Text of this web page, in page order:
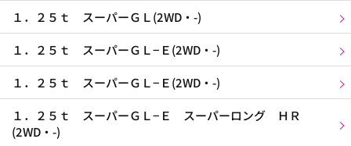
１．２５ｔ スーパーＧＬ(2WD・-)
１．２５ｔ スーパーＧＬ−Ｅ(2WD・-)
１．２５ｔ スーパーＧＬ−Ｅ(2WD・-)
１．２５ｔ スーパーＧＬ−Ｅ スーパーロング ＨＲ
(2WD・-)